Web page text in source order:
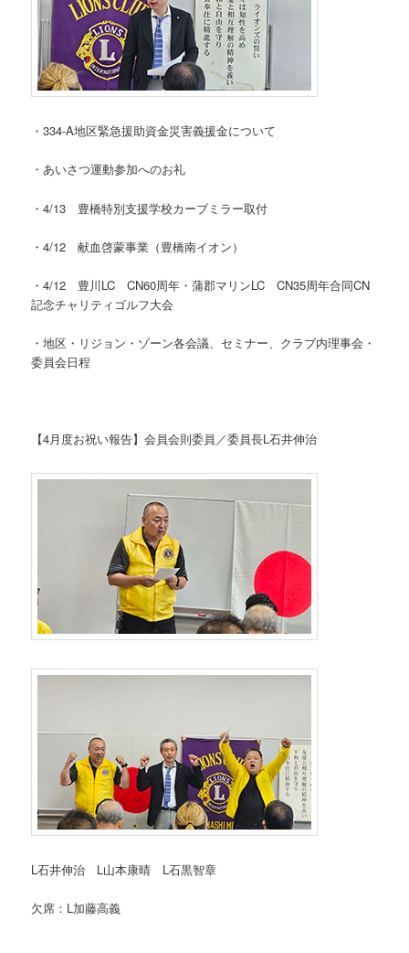
・334-A地区緊急援助資金災害義援金について
・あいさつ運動参加へのお礼
・4/13 豊橋特別支援学校カーブミラー取付
・4/12 献血啓蒙事業（豊橋南イオン）
・4/12 豊川LC CN60周年・蒲郡マリンLC CN35周年合同CN
記念チャリティゴルフ大会
・地区・リジョン・ゾーン各会議、セミナー、クラブ内理事会・
委員会日程
【4月度お祝い報告】会員会則委員／委員長L石井伸治
L石井伸治 L山本康晴 L石黒智章
欠席：L加藤高義